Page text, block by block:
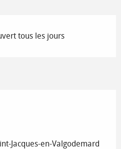
tous les jours
Jacques-en-Valgodemard